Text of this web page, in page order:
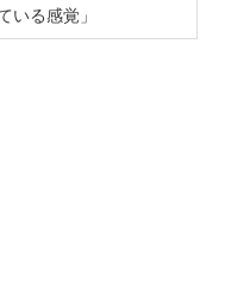
いる感覚」